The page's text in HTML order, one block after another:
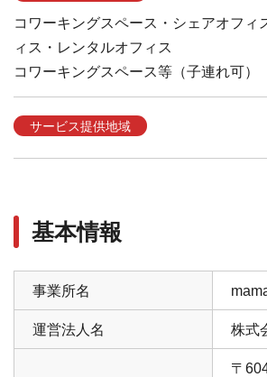
コワーキングスペース・シェアオフィ
ィス・レンタルオフィス
コワーキングスペース等（子連れ可）
サービス提供地域
基本情報
事業所名
運営法人名 株式
〒